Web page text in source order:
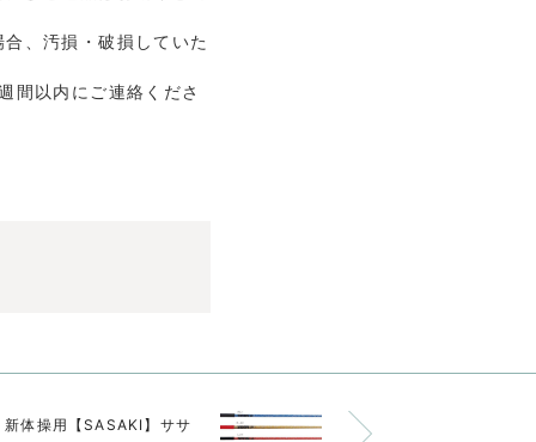
、汚損・破損していた
間以内にご連絡くださ
体操用【SASAKI】ササ